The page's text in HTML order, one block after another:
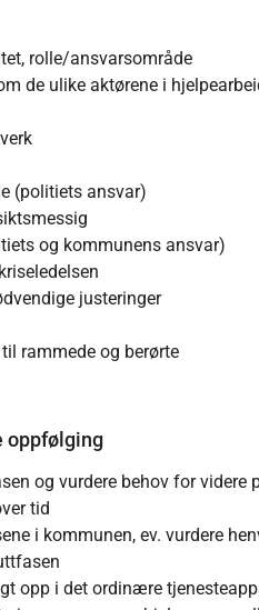
rolle/ansvarsområde
de ulike aktørene i
(politiets ansvar)
og kommunens ansvar)
justeringer
rammede og berørte
oppfølging
og vurdere behov for videre
tid
i kommunen, ev. vurdere
opp i det ordinære